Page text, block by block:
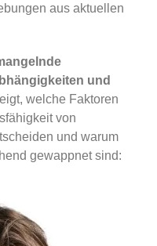
aus aktuellen
und
welche Faktoren
von
und warum
gewappnet sind: